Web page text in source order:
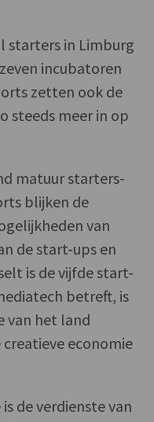
starters in Limburg
incubatoren
zetten ook de
steeds meer in op
matuur starters-
blijken de
van
de start-ups en
is de vijfde start-
betreft, is
van het land
creatieve economie
de verdienste van